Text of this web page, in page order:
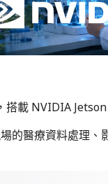
載 NVIDIA
的醫療資料處理